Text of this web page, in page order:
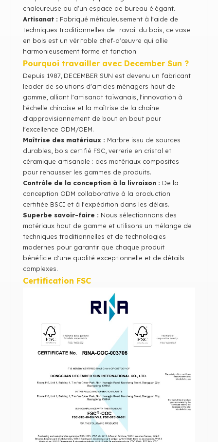
chaleureuse ou d'un espace de bureau élégant.
Artisanat : Fabriqué méticuleusement à l'aide de
techniques traditionnelles de travail du bois, ce vase
en bois est un véritable chef-d'œuvre qui allie
harmonieusement forme et fonction.
Pourquoi travailler avec December Sun ?
Depuis 1987, DECEMBER SUN est devenu un fabricant
leader de solutions d'articles ménagers haut de
gamme, alliant l'artisanat taïwanais, l'innovation à
l'échelle chinoise et la maîtrise de la chaîne
d'approvisionnement de bout en bout pour
l'excellence ODM/OEM.
Maîtrise des matériaux : Marbre issu de sources
durables, bois certifié FSC, verrerie en cristal et
céramique artisanale : des matériaux composites
pour rehausser les gammes de produits.
Contrôle de la conception à la livraison : De la
conception ODM collaborative à la production
certifiée BSCI et à l'expédition dans les délais.
Superbe savoir-faire : Nous sélectionnons des
matériaux haut de gamme et utilisons un mélange de
techniques traditionnelles et de technologies
modernes pour garantir que chaque produit
bénéficie d'une qualité exceptionnelle et de détails
complexes.
Certification FSC